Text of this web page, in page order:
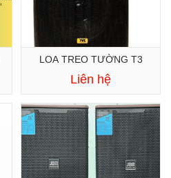
LOA TREO TƯỜNG T3
Liên hệ